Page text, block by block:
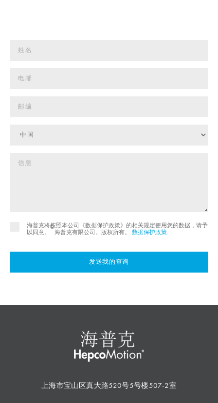
海普克将按照本公司《数据保护政策》的相关规定使用您的数据，请予
以同意。
©
海普克有限公司。版权所有。 数据保护政策
发送我的查询
上海市宝山区真大路520号5号楼507-2室